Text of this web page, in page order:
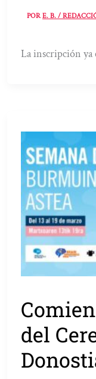
PORE. B. /
La inscripción ya
del